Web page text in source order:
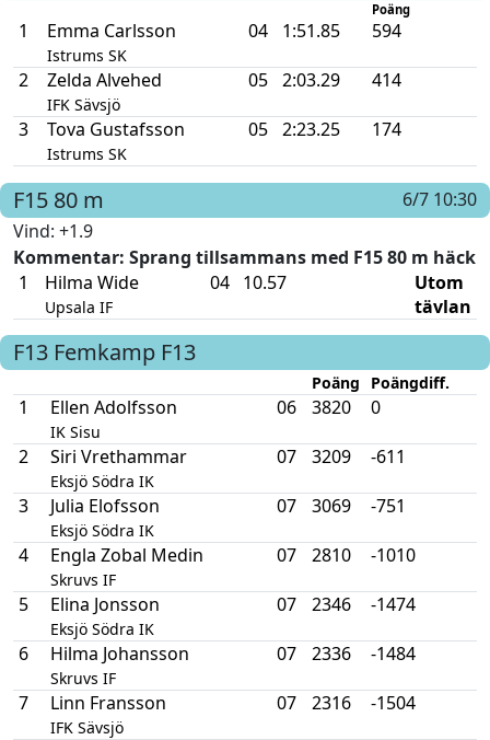
Poäng
1 Emma Carlsson
Istrums SK
04 1:51.85 594
2 Zelda Alvehed
IFK Sävsjö
05 2:03.29 414
3 Tova Gustafsson
Istrums SK
05 2:23.25 174
F15 80 m
6/7 10:30
Vind: +1.9
Kommentar: Sprang tillsammans med F15 80 m häck
1
Hilma Wide
Upsala IF
04 10.57
Utom
tävlan
F13 Femkamp F13
Poäng Poängdiff.
1 Ellen Adolfsson
IK Sisu
06 3820 0
2 Siri Vrethammar
Eksjö Södra IK
07 3209 -611
3 Julia Elofsson
Eksjö Södra IK
07 3069 -751
4 Engla Zobal Medin
Skruvs IF
07 2810 -1010
5 Elina Jonsson
Eksjö Södra IK
07 2346 -1474
6 Hilma Johansson
Skruvs IF
07 2336 -1484
7 Linn Fransson
IFK Sävsjö
07 2316 -1504